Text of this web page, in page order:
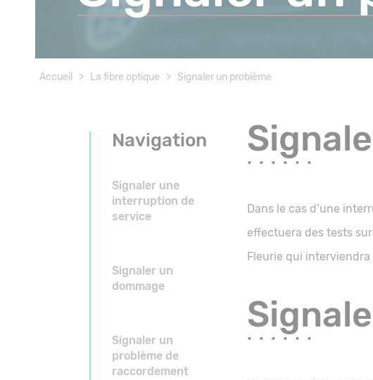
Accueil > La fibre optique > Signaler un problème
Navigation
Signaler une
interruption de
service
Signaler un
dommage
Signaler un
problème de
raccordement
Dans le cas d’une
effectuera des tests
Fleurie qui